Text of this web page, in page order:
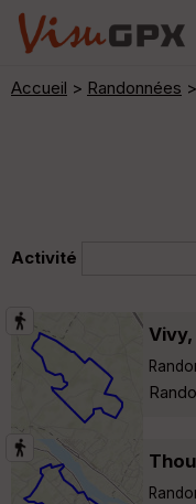
Accueil > Randonnées >
Activité